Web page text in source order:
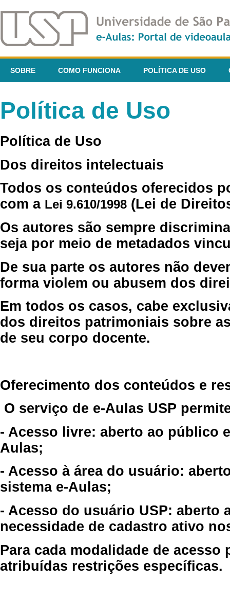
SOBRE COMO FUNCIONA POLÍTICA DE USO
Política de Uso
Política de Uso
Dos direitos intelectuais
Todos os conteúdos oferecidos
com a Lei 9.610/1998 (Lei de
Os autores são sempre
seja por meio de metadados
De sua parte os autores não
forma violem ou abusem dos
Em todos os casos, cabe
dos direitos patrimoniais sobre
de seu corpo docente.
Oferecimento dos conteúdos e
O serviço de e-Aulas USP
- Acesso livre: aberto ao público
Aulas;
- Acesso à área do usuário:
sistema e-Aulas;
- Acesso do usuário USP: aberto
necessidade de cadastro ativo
Para cada modalidade de
atribuídas restrições específicas.